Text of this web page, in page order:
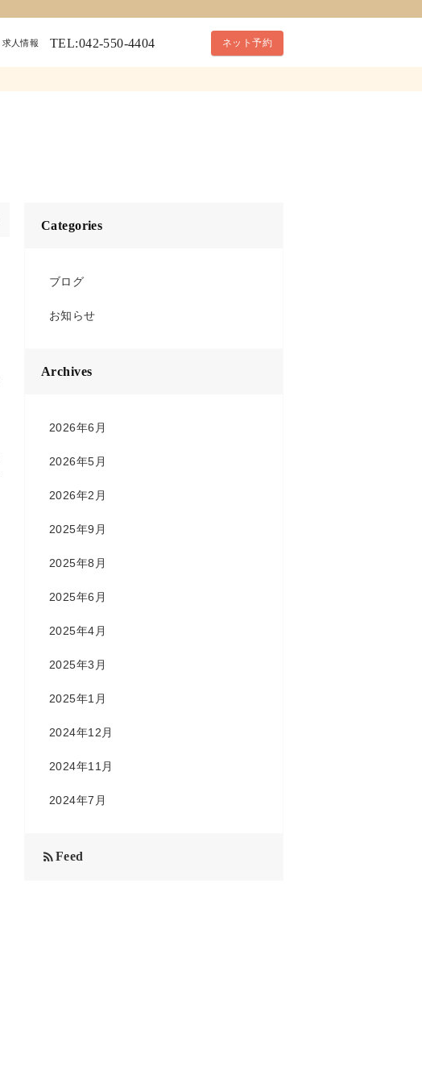
求人情報 TEL:042-550-4404 ネット予約
Categories
ブログ
お知らせ
Archives
2026年6月
2026年5月
2026年2月
2025年9月
2025年8月
2025年6月
2025年4月
2025年3月
2025年1月
2024年12月
2024年11月
2024年7月
Feed